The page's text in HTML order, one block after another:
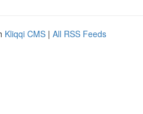
Kliqqi CMS | All RSS Feeds